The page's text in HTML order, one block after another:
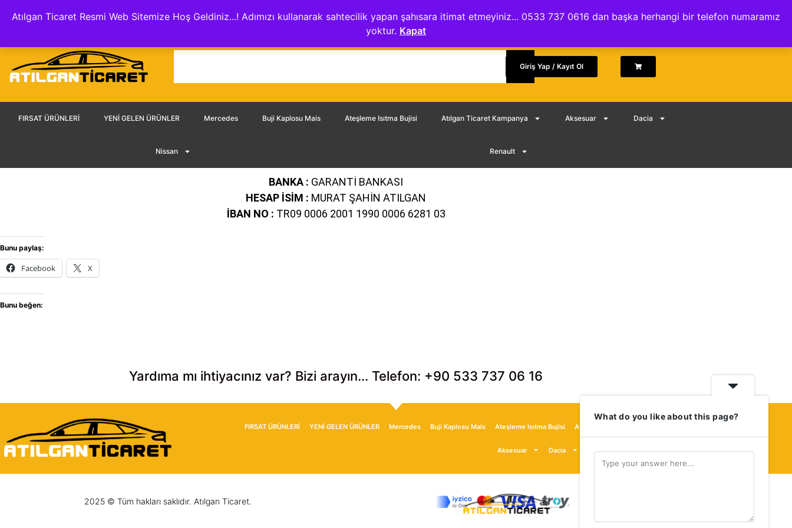
Atılgan Ticaret Resmi Web Sitemize Hoş Geldiniz...! Adımızı kullanarak sahtecilik yapan şahısara itimat etmeyiniz... 0533 737 0616 dan başka herhangi bir telefon numaramız
yoktur. Kapat
Hakkımızda İletişim Hesap Numaraları KVKK Aydınlatma Metni Mesafeli Satış Sözleşmesi Gizlilik Sözleşmesi İptal ve İade Politikası
Giriş Yap / Kayıt Ol
FIRSAT ÜRÜNLERİ YENİ GELEN ÜRÜNLER Mercedes Buji Kaplosu Mais Ateşleme Isıtma Bujisi Atılgan Ticaret Kampanya Aksesuar Dacia
Nissan Renault
BANKA : GARANTİ BANKASI
HESAP İSİM : MURAT ŞAHİN ATILGAN
İBAN NO : TR09 0006 2001 1990 0006 6281 03
Bunu paylaş:
Facebook X
Bunu beğen:
Yardıma mı ihtiyacınız var? Bizi arayın... Telefon: +90 533 737 06 16
FIRSAT ÜRÜNLERİ YENİ GELEN ÜRÜNLER Mercedes Buji Kaplosu Mais Ateşleme Isıtma Bujisi Atılgan Ticaret Kampanya
Aksesuar Dacia Nissan Renault
2025 © Tüm hakları saklıdır. Atılgan Ticaret.
What do you like about this page?